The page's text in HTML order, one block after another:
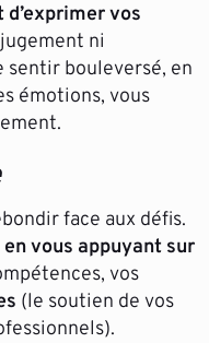
vos
ni
bouleversé, en
émotions, vous
face aux défis.
vous appuyant sur
vos
(le soutien de vos